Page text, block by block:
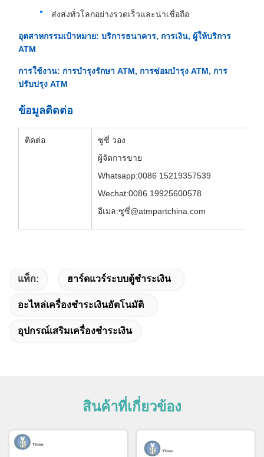
ส่งส่งทั่วโลกอย่างรวดเร็วและน่าเชื่อถือ
อุตสาหกรรมเป้าหมาย: บริการธนาคาร, การเงิน, ผู้ให้บริการ
ATM
การใช้งาน: การบํารุงรักษา ATM, การซ่อมบํารุง ATM, การ
ปรับปรุง ATM
ข้อมูลติดต่อ
ติดต่อ
ซูซี่ วอง
ผู้จัดการขาย
Whatsapp:0086 15219357539
Wechat:0086 19925600578
อีเมล:ซูซี่@atmpartchina.com
แท็ก: ฮาร์ดแวร์ระบบตู้ชําระเงิน
อะไหล่เครื่องชําระเงินอัตโนมัติ
อุปกรณ์เสริมเครื่องชําระเงิน
สินค้าที่เกี่ยวข้อง